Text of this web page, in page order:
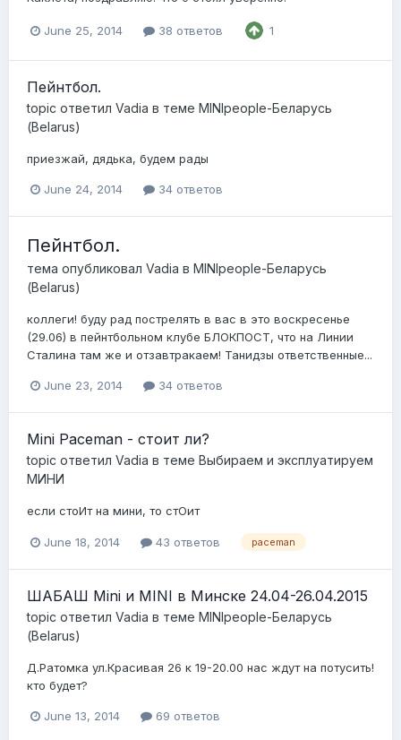
June 25, 2014 38 ответов 1
Пейнтбол.
topic ответил Vadia в теме MINIpeople-Беларусь
(Belarus)
приезжай, дядька, будем рады
June 24, 2014 34 ответов
Пейнтбол.
тема опубликовал Vadia в MINIpeople-Беларусь
(Belarus)
коллеги! буду рад пострелять в вас в это воскресенье
(29.06) в пейнтбольном клубе БЛОКПОСТ, что на Линии
Сталина там же и отзавтракаем! Танидзы ответственные...
June 23, 2014 34 ответов
Mini Paceman - стоит ли?
topic ответил Vadia в теме Выбираем и эксплуатируем
МИНИ
если стоИт на мини, то стОит
June 18, 2014 43 ответов paceman
ШАБАШ Mini и MINI в Минске 24.04-26.04.2015
topic ответил Vadia в теме MINIpeople-Беларусь
(Belarus)
Д.Ратомка ул.Красивая 26 к 19-20.00 нас ждут на потусить!
кто будет?
June 13, 2014 69 ответов